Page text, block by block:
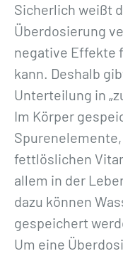
Sicherlich weißt
Überdosierung
negative Effekte
kann. Deshalb
Unterteilung in
Im Körper
fettlöslichen
allem in der
dazu können
gespeichert
Um eine